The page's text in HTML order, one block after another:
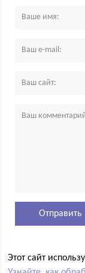
Этот сайт